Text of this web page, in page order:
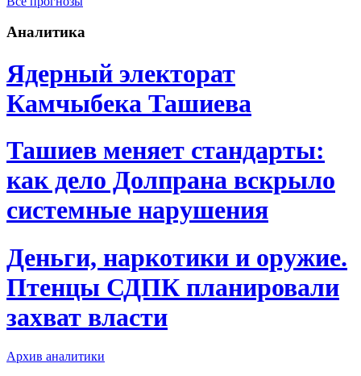
Аналитика
Ядерный электорат
Камчыбека Ташиева
Ташиев меняет стандарты:
как дело Долпрана вскрыло
системные нарушения
Деньги, наркотики и оружие.
Птенцы СДПК планировали
захват власти
Архив аналитики